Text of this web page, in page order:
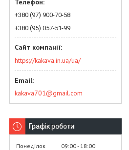
+380 (97) 900-70-58
+380 (95) 057-51-99
https://kakava.in.ua/ua/
kakava701@gmail.com
Графік роботи
Понеділок 09:00 18:00